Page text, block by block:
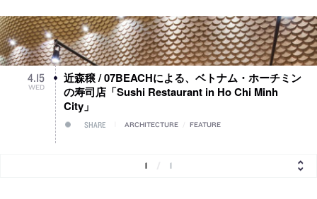
4.15
WED
近森穣 / 07BEACHによる、ベトナム・ホーチミン
の寿司店「Sushi Restaurant in Ho Chi Minh
City」
SHARE ARCHITECTURE FEATURE
1 1